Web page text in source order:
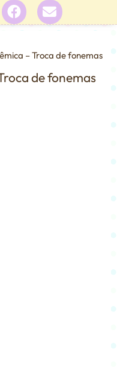
– Troca de fonemas
de fonemas